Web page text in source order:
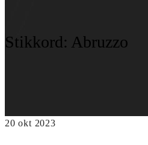
Stikkord: Abruzzo
20 okt 2023